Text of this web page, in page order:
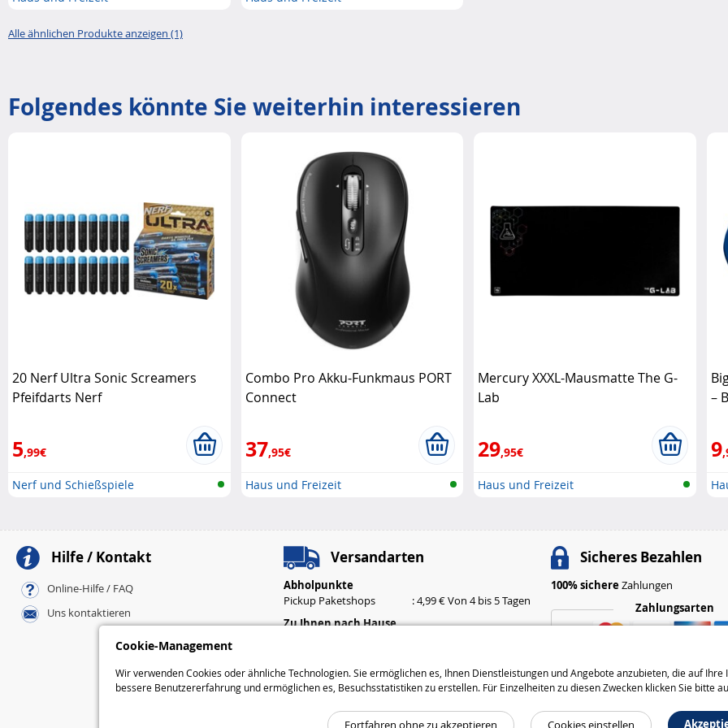
Cookie-Management
Wir verwenden Cookies oder ähnliche Technologien. Sie ermöglichen es, Ihnen Dienstleistungen und Angebote anzubieten, die auf
bessere Benutzererfahrung und ermöglichen es, Besuchsstatistiken zu erstellen. Für Einzelheiten zu diesen Zwecken klicken Sie bitte
Cookies einstellen
Fortfahren ohne zu akzeptieren
Alle ähnlichen Produkte anzeigen (1)
Folgendes könnte Sie weiterhin interessieren
20 Nerf Ultra Sonic Screamers
Pfeifdarts Nerf
5,99€
Nerf und Schießspiele
Combo Pro Akku-Funkmaus PORT
Connect
37,95€
Haus und Freizeit
Mercury XXXL-Mausmatte The G-
Lab
29,95€
Haus und Freizeit
–
9
Hilfe / Kontakt
Online-Hilfe / FAQ
Uns kontaktieren
Versandarten
Abholpunkte
Pickup Paketshops
: 4,99 € Von 4 bis 5 Tagen
Zu Ihnen nach Hause
Versandarten
Sicheres Bezahlen
100% sichereZahlungen
Zahlungsarten